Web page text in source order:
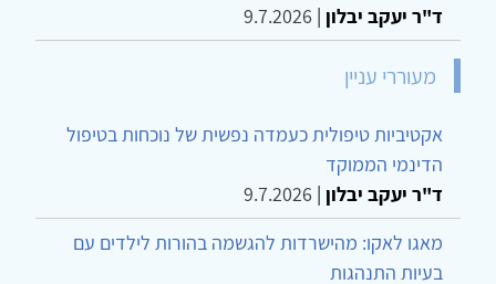
ד"ר יעקב יבלון |
9.7.2026
מעוררי עניין
אקטיביות טיפולית כעמדה נפשית של נוכחות בטיפול
הדינמי הממוקד
ד"ר יעקב יבלון |
9.7.2026
מאגו לאקו: מהישרדות להגשמה בהורות לילדים עם
בעיות התנהגות